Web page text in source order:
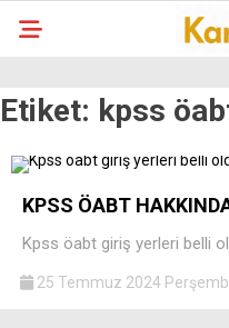
Etiket: kpss
KPSS ÖABT
Kpss öabt giriş yerleri belli
25 Temmuz 2024